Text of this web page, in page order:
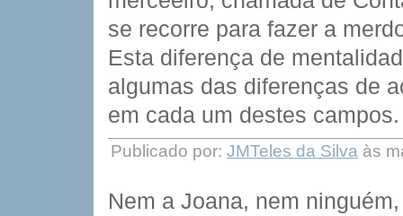
se recorre para fazer a
Esta diferença de
algumas das diferenças de
em cada um destes campos.
Publicado por: JMTeles da Silva às
Nem a Joana, nem